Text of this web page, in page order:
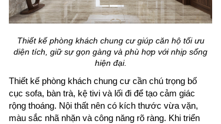
Thiết kế phòng khách chung cư giúp căn hộ tối ưu
diện tích, giữ sự gọn gàng và phù hợp với nhịp sống
hiện đại.
Thiết kế phòng khách chung cư cần chú trọng bố
cục sofa, bàn trà, kệ tivi và lối đi để tạo cảm giác
rộng thoáng. Nội thất nên có kích thước vừa vặn,
màu sắc nhã nhặn và công năng rõ ràng. Khi triển